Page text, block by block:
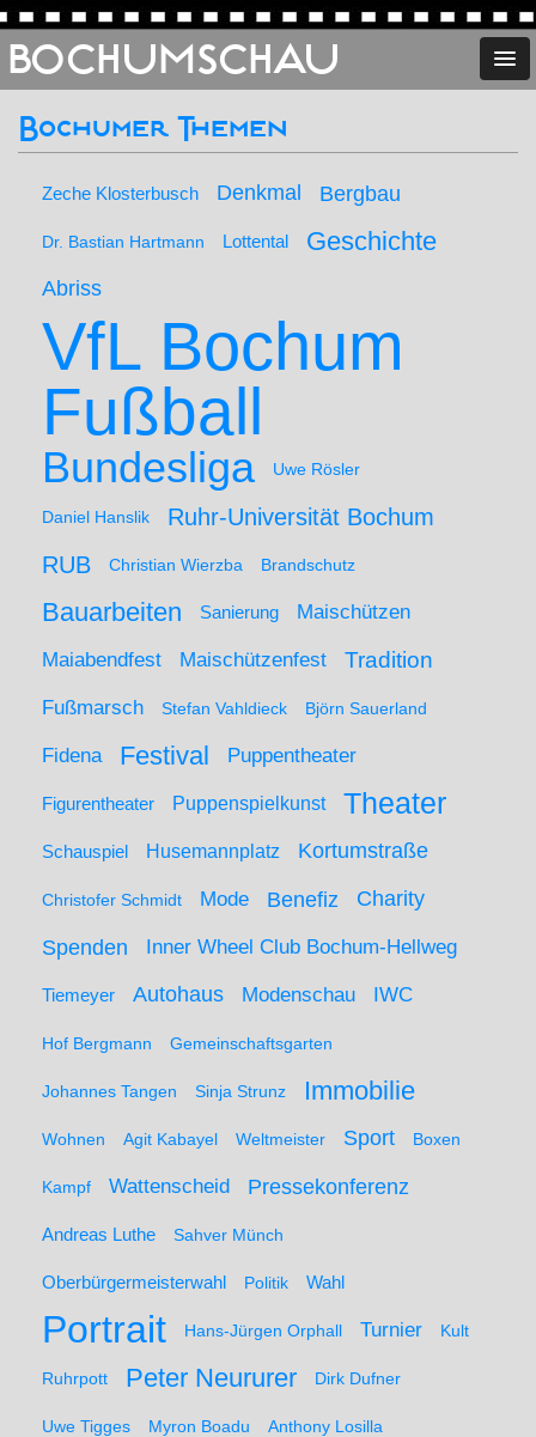
BOCHUMSCHAU
Bochumer Themen
Zeche Klosterbusch Denkmal Bergbau
Dr. Bastian Hartmann Lottental Geschichte
Abriss
VfL Bochum
Fußball
Bundesliga Uwe Rösler
Daniel Hanslik
Ruhr-Universität Bochum
RUB
Christian Wierzba Brandschutz
Bauarbeiten Sanierung
Maischützen
Maiabendfest
Maischützenfest Tradition
Fußmarsch Stefan Vahldieck Björn Sauerland
Fidena Festival Puppentheater
Figurentheater Puppenspielkunst Theater
Schauspiel Husemannplatz Kortumstraße
Christofer Schmidt Mode Benefiz Charity
Spenden Inner Wheel Club Bochum-Hellweg
Tiemeyer Autohaus Modenschau IWC
Hof Bergmann Gemeinschaftsgarten
Johannes Tangen Sinja Strunz Immobilie
Wohnen Agit Kabayel Weltmeister Sport Boxen
Kampf Wattenscheid Pressekonferenz
Andreas Luthe Sahver Münch
Oberbürgermeisterwahl Politik Wahl
Portrait Hans-Jürgen Orphall Turnier Kult
Ruhrpott Peter Neururer Dirk Dufner
Uwe Tigges Myron Boadu Anthony Losilla